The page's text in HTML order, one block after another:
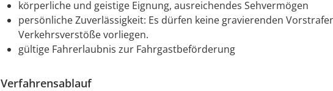
körperliche und geistige Eignung, ausreichendes Sehvermögen
persönliche Zuverlässigkeit: Es dürfen keine gravierenden
Verkehrsverstöße vorliegen.
gültige Fahrerlaubnis zur Fahrgastbeförderung
Verfahrensablauf